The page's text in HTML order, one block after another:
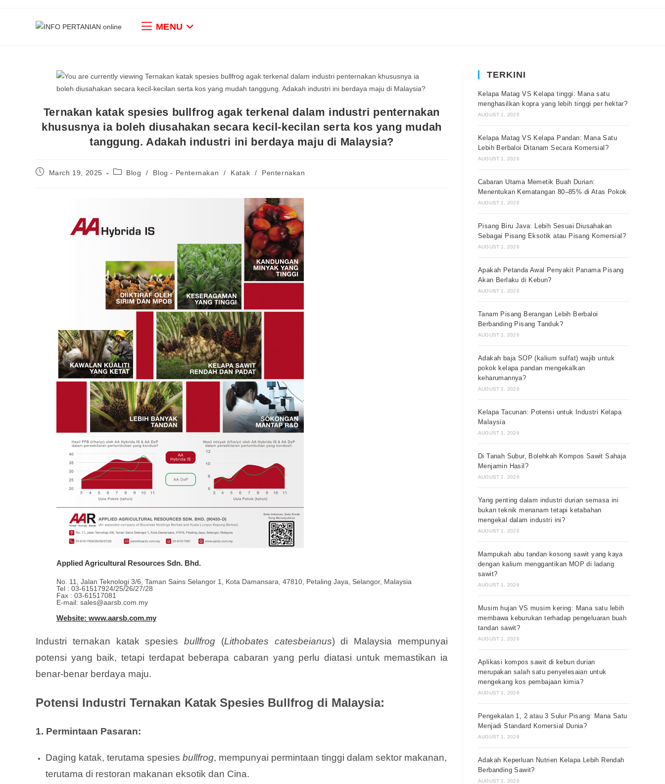
MENU
Ternakan katak spesies bullfrog agak terkenal dalam industri penternakan
khususnya ia boleh diusahakan secara kecil-kecilan serta kos yang mudah
tanggung. Adakah industri ini berdaya maju di Malaysia?
March 19, 2025 Blog / Blog - Penternakan / Katak / Penternakan
Applied Agricultural Resources Sdn. Bhd.
No. 11, Jalan Teknologi 3/6, Taman Sains Selangor 1, Kota Damansara, 47810, Petaling Jaya, Selangor, Malaysia
Tel : 03-61517924/25/26/27/28
Fax : 03-61517081
E-mail: sales@aarsb.com.my
Website: www.aarsb.com.my
Industri ternakan katak spesiesbullfrog (Lithobates catesbeianus) di Malaysia mempunyai
potensi yang baik, tetapi terdapat beberapa cabaran yang perlu diatasi untuk memastikan ia
benar-benar berdaya maju.
Potensi Industri Ternakan Katak Spesies Bullfrog di Malaysia:
1. Permintaan Pasaran:
Daging katak, terutama spesies bullfrog, mempunyai permintaan tinggi dalam sektor makanan,
terutama di restoran makanan eksotik dan Cina.
TERKINI
Kelapa Matag VS Kelapa tinggi: Mana satu
menghasilkan kopra yang lebih tinggi per hektar?
AUGUST 1, 2026
Kelapa Matag VS Kelapa Pandan: Mana Satu
Lebih Berbaloi Ditanam Secara Komersial?
AUGUST 1, 2026
Cabaran Utama Memetik Buah Durian:
Menentukan Kematangan 80–85% di Atas Pokok
AUGUST 1, 2026
Pisang Biru Java: Lebih Sesuai Diusahakan
Sebagai Pisang Eksotik atau Pisang Komersial?
AUGUST 1, 2026
Apakah Petanda Awal Penyakit Panama Pisang
Akan Berlaku di Kebun?
AUGUST 1, 2026
Tanam Pisang Berangan Lebih Berbaloi
Berbanding Pisang Tanduk?
AUGUST 1, 2026
Adakah baja SOP (kalium sulfat) wajib untuk
pokok kelapa pandan mengekalkan
keharumannya?
AUGUST 1, 2026
Kelapa Tacunan: Potensi untuk Industri Kelapa
Malaysia
AUGUST 1, 2026
Di Tanah Subur, Bolehkah Kompos Sawit Sahaja
Menjamin Hasil?
AUGUST 1, 2026
Yang penting dalam industri durian semasa ini
bukan teknik menanam tetapi ketabahan
mengekal dalam industri ini?
AUGUST 1, 2026
Mampukah abu tandan kosong sawit yang kaya
dengan kalium menggantikan MOP di ladang
sawit?
AUGUST 1, 2026
Musim hujan VS musim kering: Mana satu lebih
membawa keburukan terhadap pengeluaran buah
tandan sawit?
AUGUST 1, 2026
Aplikasi kompos sawit di kebun durian
merupakan salah satu penyelesaian untuk
mengekang kos pembajaan kimia?
AUGUST 1, 2026
Pengekalan 1, 2 atau 3 Sulur Pisang: Mana Satu
Menjadi Standard Komersial Dunia?
AUGUST 1, 2026
Adakah Keperluan Nutrien Kelapa Lebih Rendah
Berbanding Sawit?
AUGUST 1, 2026